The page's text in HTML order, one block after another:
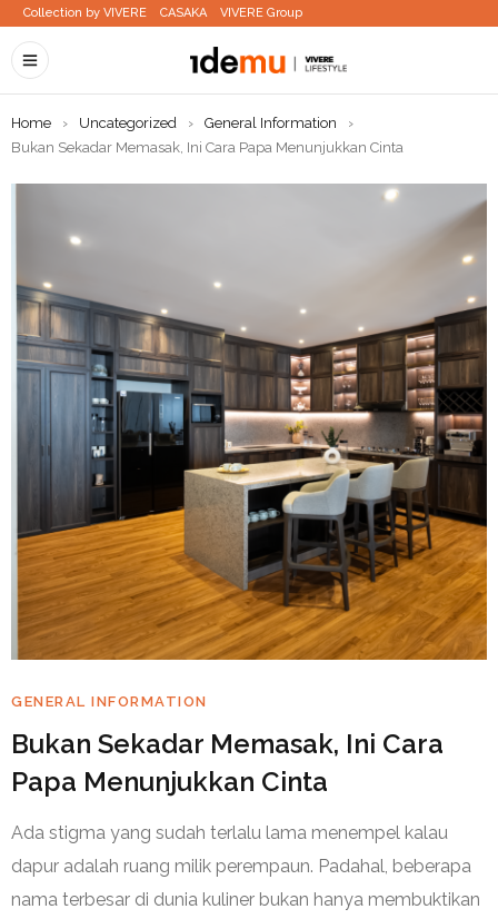
Collection by VIVERE CASAKA VIVERE Group
Home › Uncategorized › General Information
›
Bukan Sekadar Memasak, Ini Cara Papa Menunjukkan Cinta
GENERAL INFORMATION
Bukan Sekadar Memasak, Ini Cara
Papa Menunjukkan Cinta
Ada stigma yang sudah terlalu lama menempel kalau
dapur adalah ruang milik perempaun. Padahal, beberapa
nama terbesar di dunia kuliner bukan hanya membuktikan